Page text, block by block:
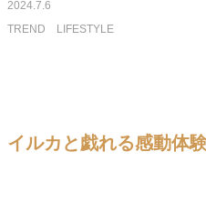
2024.7.6
TREND
LIFESTYLE
イルカと戯れる感動体